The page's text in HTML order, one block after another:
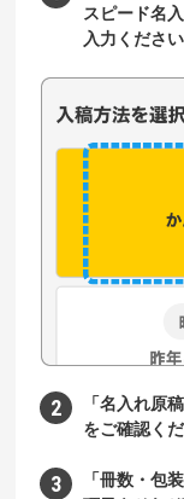
スピード名
入力ください
「名入れ原
をご確認くだ
「冊数・包